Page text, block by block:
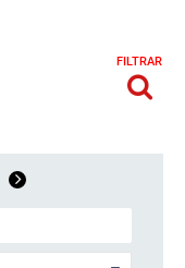
FILTRAR